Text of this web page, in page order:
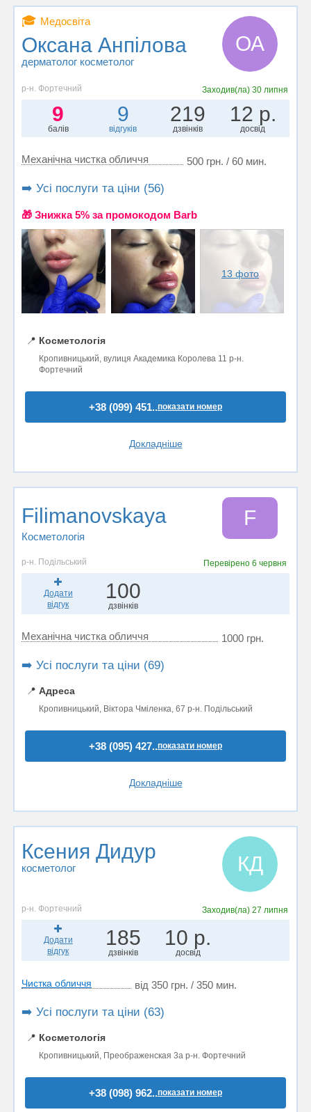
🎓 Медосвіта
Оксана Анпілова
дерматолог косметолог
ОА
р-н. Фортечний Заходив(ла) 30 липня
9
балів
9
відгуків
219
дзвінків
12 р.
досвід
Механічна чистка обличчя 500 грн. / 60 мин.
➡️ Усі послуги та ціни (56)
🎁 Знижка 5% за промокодом Barb
13 фото
📍 Косметологія
Кропивницький, вулиця Академика Королева 11 р-н.
Фортечний
+38 (099) 451..показати номер
Докладніше
Filimanovskaya
Косметологія
F
р-н. Подільський Перевірено 6 червня
Додати
відгук
100
дзвінків
Механічна чистка обличчя 1000 грн.
➡️ Усі послуги та ціни (69)
📍 Адреса
Кропивницький, Віктора Чміленка, 67 р-н. Подільський
+38 (095) 427..показати номер
Докладніше
Ксения Дидур
косметолог КД
р-н. Фортечний Заходив(ла) 27 липня
Додати
відгук
185
дзвінків
10 р.
досвід
Чистка обличчя від 350 грн. / 350 мин.
➡️ Усі послуги та ціни (63)
📍 Косметологія
Кропивницький, Преображенская 3а р-н. Фортечний
+38 (098) 962..показати номер